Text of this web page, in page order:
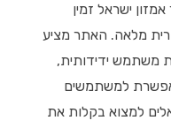
ישראל זמין
מלאה. האתר מציע
משתמש ידידותית,
למשתמשים
למצוא בקלות את